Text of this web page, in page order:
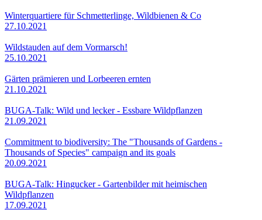
Winterquartiere für Schmetterlinge, Wildbienen & Co
27.10.2021
Wildstauden auf dem Vormarsch!
25.10.2021
Gärten prämieren und Lorbeeren ernten
21.10.2021
BUGA-Talk: Wild und lecker - Essbare Wildpflanzen
21.09.2021
Commitment to biodiversity: The "Thousands of Gardens -
Thousands of Species" campaign and its goals
20.09.2021
BUGA-Talk: Hingucker - Gartenbilder mit heimischen
Wildpflanzen
17.09.2021